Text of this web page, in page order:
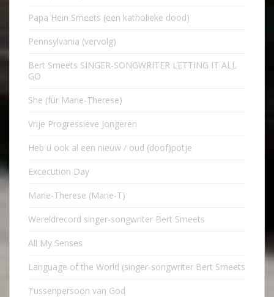
Papa Hein Smeets (een katholieke dood)
Pennsylvania (vervolg)
Bert Smeets SINGER-SONGWRITER LETTING IT ALL
GO
She (für Marie-Therese)
Vrije Progressieve Jongeren
Heb u ook al een nieuw / oud (doof)potje
Excecution Day
Marie-Therese (Marie-T)
Wereldrecord singer-songwriter Bert Smeets
All My Senses
Language of the World (singer-songwriter Bert Smeets
Tussenpersoon van God